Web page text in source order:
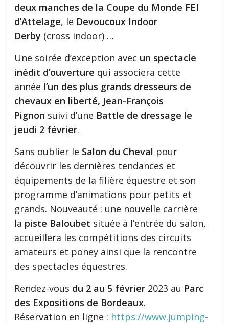
deux manches de la Coupe du Monde FEI
d’Attelage, le Devoucoux Indoor
Derby (cross indoor) …
Une soirée d’exception avec un spectacle
inédit d’ouverture qui associera cette
année l’un des plus grands dresseurs de
chevaux en liberté, Jean-François
Pignon suivi d’une Battle de dressage le
jeudi 2 février.
Sans oublier le Salon du Cheval pour
découvrir les dernières tendances et
équipements de la filière équestre et son
programme d’animations pour petits et
grands. Nouveauté : une nouvelle carrière
la piste Baloubet située à l’entrée du salon,
accueillera les compétitions des circuits
amateurs et poney ainsi que la rencontre
des spectacles équestres.
Rendez-vous du 2 au 5 février 2023 au Parc
des Expositions de Bordeaux.
Réservation en ligne : https://www.jumping-